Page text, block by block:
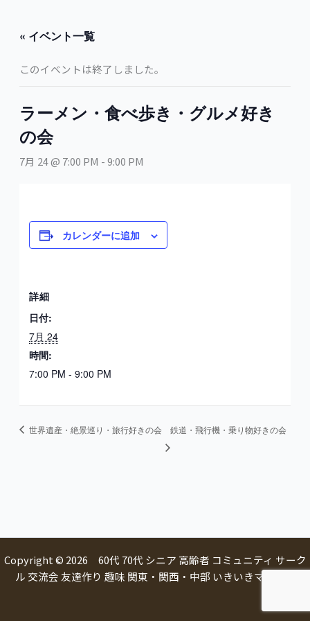
« イベント一覧
このイベントは終了しました。
ラーメン・食べ歩き・グルメ好き
の会
7月 24 @ 7:00 PM -9:00 PM
カレンダーに追加
詳細
日付:
7月 24
時間:
7:00 PM - 9:00 PM
世界遺産・絶景巡り・旅行好きの会 鉄道・飛行機・乗り物好きの会
Copyright © 2026 60代 70代 シニア 高齢者 コミュニティ サーク
ル 交流会 友達作り 趣味 関東・関西・中部 いきいきマルシェ